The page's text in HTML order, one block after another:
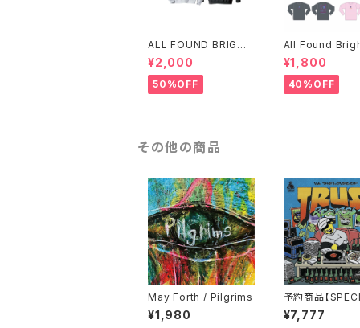
ALL FOUND BRIGHT
LIGTHS パーカー
¥2,000
50%OFF
All Found
ht FAITH ロン
僅か)
¥1,800
40%OFF
その他の商品
May Forth / Pilgrims
¥1,980
予約商品【
OX】V.A THE
OF TRUST
¥7,777